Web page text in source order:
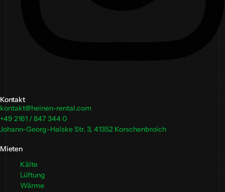
Kontakt
kontakt@heinen-rental.com
+49 2161 / 847 344 0
Johann-Georg-Halske Str. 3, 41352 Korschenbroich
Mieten
Kälte
Lüftung
Wärme